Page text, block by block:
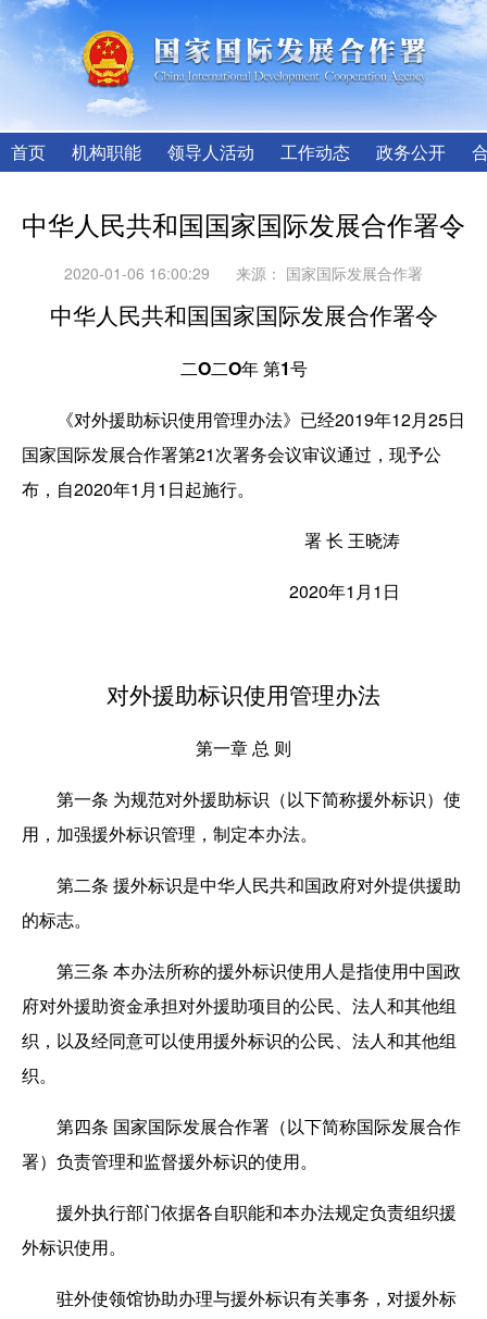
首页 机构职能 领导人活动 工作动态 政务公开
中华人民共和国国家国际发展合作署令
2020-01-06 16:00:29 来源： 国家国际发展合作署
中华人民共和国国家国际发展合作署令
二O二O年 第1号
《对外援助标识使用管理办法》已经2019年12月25日
国家国际发展合作署第21次署务会议审议通过，现予公
布，自2020年1月1日起施行。
署 长 王晓涛
2020年1月1日
对外援助标识使用管理办法
第一章 总 则
第一条 为规范对外援助标识（以下简称援外标识）使
用，加强援外标识管理，制定本办法。
第二条 援外标识是中华人民共和国政府对外提供援助
的标志。
第三条 本办法所称的援外标识使用人是指使用中国政
府对外援助资金承担对外援助项目的公民、法人和其他组
织，以及经同意可以使用援外标识的公民、法人和其他组
织。
第四条 国家国际发展合作署（以下简称国际发展合作
署）负责管理和监督援外标识的使用。
援外执行部门依据各自职能和本办法规定负责组织援
外标识使用。
驻外使领馆协助办理与援外标识有关事务，对援外标